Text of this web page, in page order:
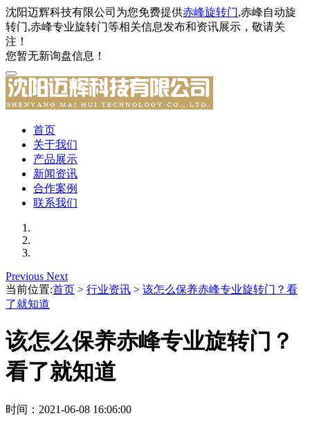
沈阳迈辉科技有限公司为您免费提供赤峰旋转门,赤峰自动旋
转门,赤峰专业旋转门等相关信息发布和资讯展示，敬请关
注！
您暂无新询盘信息！
首页
关于我们
产品展示
新闻资讯
合作案例
联系我们
Previous Next
当前位置:首页 > 行业资讯 > 该怎么保养赤峰专业旋转门？看
了就知道
该怎么保养赤峰专业旋转门？
看了就知道
时间：2021-06-08 16:06:00